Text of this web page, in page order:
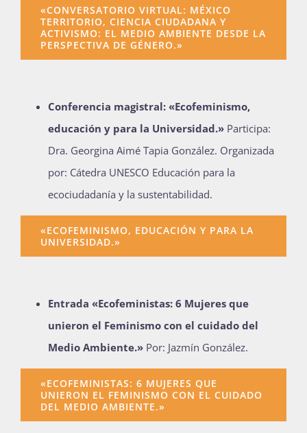
«CONVERSATORIO VIRTUAL: MÉXICO
TERRITORIO, CIENCIA CIUDADANA Y
ACTIVISMO: EL MEDIO AMBIENTE DESDE LA
PERSPECTIVA DE GÉNERO.»
Conferencia magistral: «Ecofeminismo,
educación y para la Universidad.» Participa:
Dra. Georgina Aimé Tapia González. Organizada
por: Cátedra UNESCO Educación para la
ecociudadanía y la sustentabilidad.
«ECOFEMINISMO, EDUCACIÓN Y PARA LA
UNIVERSIDAD.»
Entrada «Ecofeministas: 6 Mujeres que
unieron el Feminismo con el cuidado del
Medio Ambiente.» Por: Jazmín González.
«ECOFEMINISTAS: 6 MUJERES QUE
UNIERON EL FEMINISMO CON EL CUIDADO
DEL MEDIO AMBIENTE.»